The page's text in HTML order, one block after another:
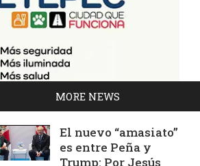
MORE NEWS
El nuevo “amasiato”
es entre Peña y
Trump: Por Jesús